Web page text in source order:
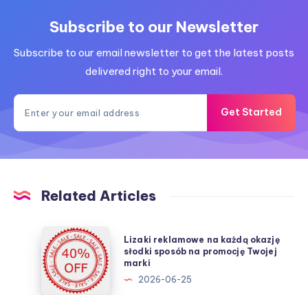
Subscribe to our Newsletter
Subscribe to our email newsletter to get the latest posts
delivered right to your email.
Get Started
Related Articles
Lizaki
reklamowe
na
każdą
Lizaki reklamowe na każdą okazję
słodki sposób na promocję Twojej
marki
2026-06-25